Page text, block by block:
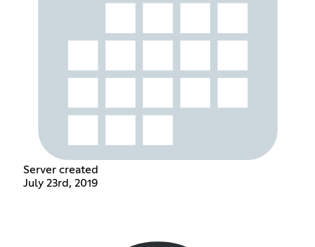
Server created
July 23rd, 2019